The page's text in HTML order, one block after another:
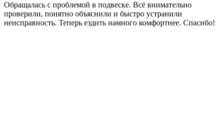
Обращалась с проблемой в подвеске. Всё внимательно
проверили, понятно объяснили и быстро устранили
неисправность. Теперь ездить намного комфортнее. Спасибо!